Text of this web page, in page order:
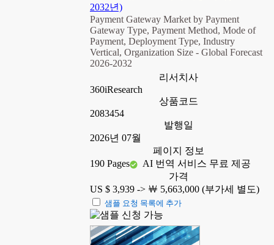
2032년)
Payment Gateway Market by Payment
Gateway Type, Payment Method, Mode of
Payment, Deployment Type, Industry
Vertical, Organization Size - Global Forecast
2026-2032
리서치사
360iResearch
상품코드
2083454
발행일
2026년 07월
페이지 정보
190 Pages
AI 번역 서비스 무료 제공
가격
US $ 3,939 -> ￦ 5,663,000 (부가세 별도)
샘플 요청 목록에 추가